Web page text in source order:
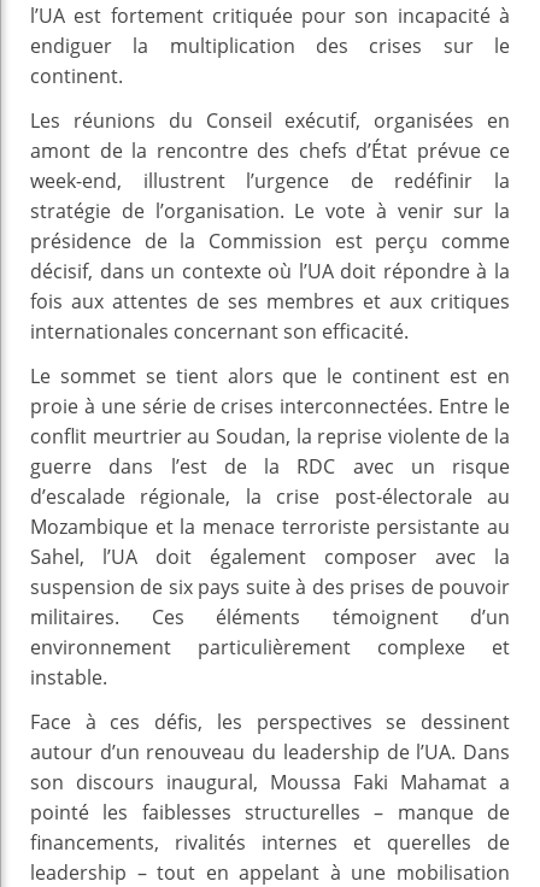
l’UA est fortement critiquée pour son incapacité à
endiguer la multiplication des crises sur le
continent.
Les réunions du Conseil exécutif, organisées en
amont de la rencontre des chefs d’État prévue ce
week-end, illustrent l’urgence de redéfinir la
stratégie de l’organisation. Le vote à venir sur la
présidence de la Commission est perçu comme
décisif, dans un contexte où l’UA doit répondre à la
fois aux attentes de ses membres et aux critiques
internationales concernant son efficacité.
Le sommet se tient alors que le continent est en
proie à une série de crises interconnectées. Entre le
conflit meurtrier au Soudan, la reprise violente de la
guerre dans l’est de la RDC avec un risque
d’escalade régionale, la crise post-électorale au
Mozambique et la menace terroriste persistante au
Sahel, l’UA doit également composer avec la
suspension de six pays suite à des prises de pouvoir
militaires. Ces éléments témoignent d’un
environnement particulièrement complexe et
instable.
Face à ces défis, les perspectives se dessinent
autour d’un renouveau du leadership de l’UA. Dans
son discours inaugural, Moussa Faki Mahamat a
pointé les faiblesses structurelles – manque de
financements, rivalités internes et querelles de
leadership – tout en appelant à une mobilisation